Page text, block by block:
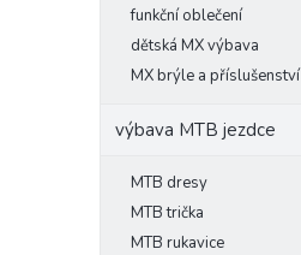
funkční oblečení
dětská MX výbava
MX brýle a příslušenství
výbava MTB jezdce
MTB dresy
MTB trička
MTB rukavice